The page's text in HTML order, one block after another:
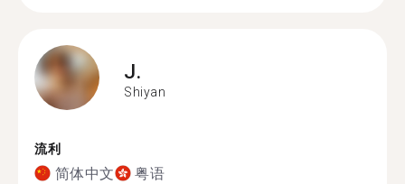
J.
Shiyan
流利
简体中文 粤语